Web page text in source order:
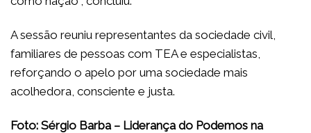
A sessão reuniu representantes da sociedade civil,
familiares de pessoas com TEA e especialistas,
reforçando o apelo por uma sociedade mais
acolhedora, consciente e justa.
Foto: Sérgio Barba – Liderança do Podemos na